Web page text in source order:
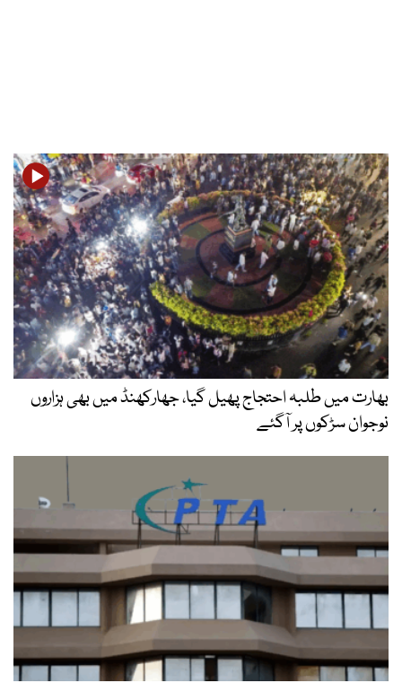
بھارت میں طلبہ احتجاج پھیل گیا، جھارکھنڈ میں بھی ہزاروں
نوجوان سڑکوں پر آگئے